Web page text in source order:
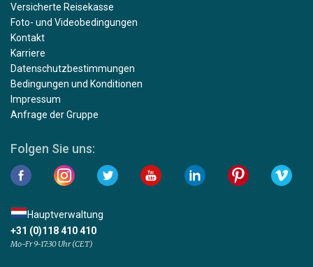
Versicherte Reisekasse
Foto- und Videobedingungen
Kontakt
Karriere
Datenschutzbestimmungen
Bedingungen und Konditionen
Impressum
Anfrage der Gruppe
Folgen Sie uns:
Hauptverwaltung
+31 (0)118 410 410
Mo-Fr 9-17:30 Uhr (CET)